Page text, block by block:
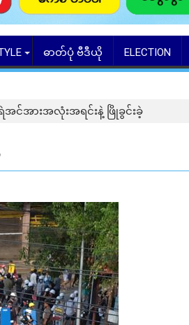
ဓာတ်ပုံ ဗီဒီယို ELECTION
င်အားအလုံးအရင်းနဲ့ ဖြိုခွင်းခဲ့